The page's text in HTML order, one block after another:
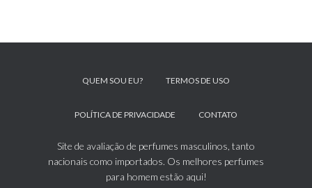
QUEM SOU EU? TERMOS DE USO
POLÍTICA DE PRIVACIDADE CONTATO
Site de avaliação de perfumes masculinos, tanto
nacionais como importados. Os melhores perfumes
para homem estão aqui!